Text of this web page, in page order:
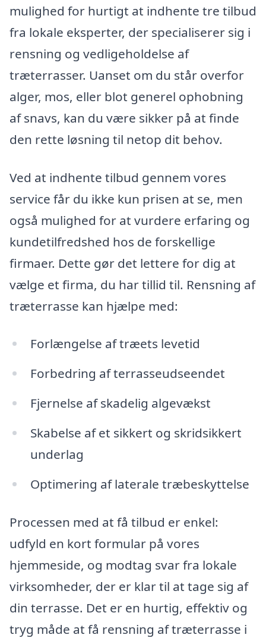
mulighed for hurtigt at indhente tre tilbud
fra lokale eksperter, der specialiserer sig i
rensning og vedligeholdelse af
træterrasser. Uanset om du står overfor
alger, mos, eller blot generel ophobning
af snavs, kan du være sikker på at finde
den rette løsning til netop dit behov.
Ved at indhente tilbud gennem vores
service får du ikke kun prisen at se, men
også mulighed for at vurdere erfaring og
kundetilfredshed hos de forskellige
firmaer. Dette gør det lettere for dig at
vælge et firma, du har tillid til. Rensning af
træterrasse kan hjælpe med:
Forlængelse af træets levetid
Forbedring af terrasseudseendet
Fjernelse af skadelig algevækst
Skabelse af et sikkert og skridsikkert
underlag
Optimering af laterale træbeskyttelse
Processen med at få tilbud er enkel:
udfyld en kort formular på vores
hjemmeside, og modtag svar fra lokale
virksomheder, der er klar til at tage sig af
din terrasse. Det er en hurtig, effektiv og
tryg måde at få rensning af træterrasse i